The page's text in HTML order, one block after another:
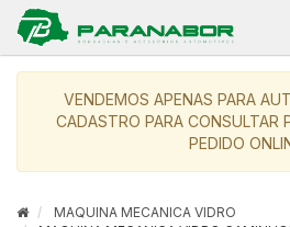
VENDEMOS APENAS PARA
CADASTRO PARA CONSULTAR
PEDIDO
MAQUINA MECANICA VIDRO